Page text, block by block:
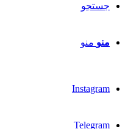
جستجو
منو منو
Instagram
Telegram